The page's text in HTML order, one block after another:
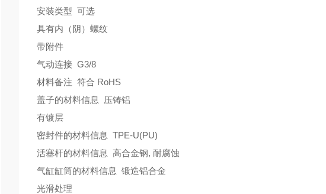
安装类型 可选
具有内（阴）螺纹
带附件
气动连接 G3/8
材料备注 符合 RoHS
盖子的材料信息 压铸铝
有镀层
密封件的材料信息 TPE-U(PU)
活塞杆的材料信息 高合金钢, 耐腐蚀
气缸缸筒的材料信息 锻造铝合金
光滑处理